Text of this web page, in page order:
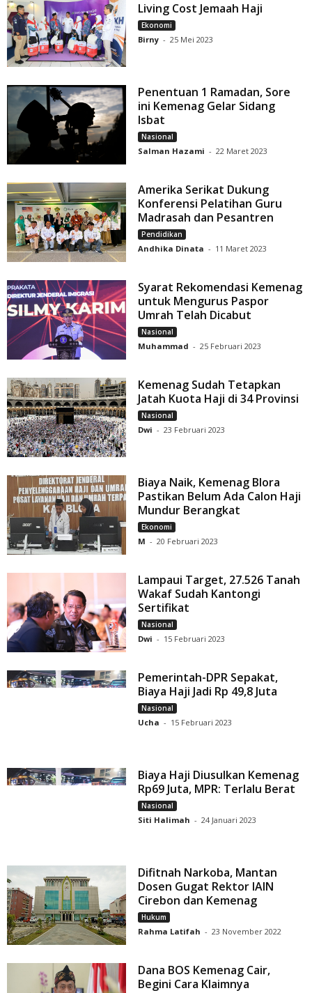
Living Cost Jemaah Haji
Ekonomi
Birny - 25 Mei 2023
Penentuan 1 Ramadan, Sore
ini Kemenag Gelar Sidang
Isbat
Nasional
Salman Hazami - 22 Maret 2023
Amerika Serikat Dukung
Konferensi Pelatihan Guru
Madrasah dan Pesantren
Pendidikan
Andhika Dinata - 11 Maret 2023
Syarat Rekomendasi Kemenag
untuk Mengurus Paspor
Umrah Telah Dicabut
Nasional
Muhammad - 25 Februari 2023
Kemenag Sudah Tetapkan
Jatah Kuota Haji di 34 Provinsi
Nasional
Dwi - 23 Februari 2023
Biaya Naik, Kemenag Blora
Pastikan Belum Ada Calon Haji
Mundur Berangkat
Ekonomi
M - 20 Februari 2023
Lampaui Target, 27.526 Tanah
Wakaf Sudah Kantongi
Sertifikat
Nasional
Dwi - 15 Februari 2023
Pemerintah-DPR Sepakat,
Biaya Haji Jadi Rp 49,8 Juta
Nasional
Ucha - 15 Februari 2023
Biaya Haji Diusulkan Kemenag
Rp69 Juta, MPR: Terlalu Berat
Nasional
Siti Halimah - 24 Januari 2023
Difitnah Narkoba, Mantan
Dosen Gugat Rektor IAIN
Cirebon dan Kemenag
Hukum
Rahma Latifah - 23 November 2022
Dana BOS Kemenag Cair,
Begini Cara Klaimnya